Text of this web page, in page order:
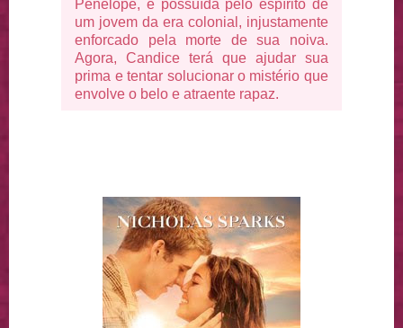
Penélope, é possuída pelo espírito de
um jovem da era colonial, injustamente
enforcado pela morte de sua noiva.
Agora, Candice terá que ajudar sua
prima e tentar solucionar o mistério que
envolve o belo e atraente rapaz.